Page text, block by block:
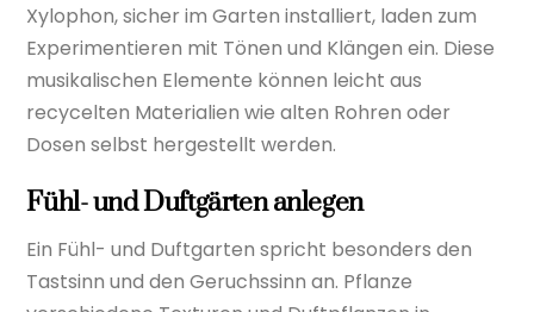
Xylophon, sicher im Garten installiert, laden zum
Experimentieren mit Tönen und Klängen ein. Diese
musikalischen Elemente können leicht aus
recycelten Materialien wie alten Rohren oder
Dosen selbst hergestellt werden.
Fühl- und Duftgärten anlegen
Ein Fühl- und Duftgarten spricht besonders den
Tastsinn und den Geruchssinn an. Pflanze